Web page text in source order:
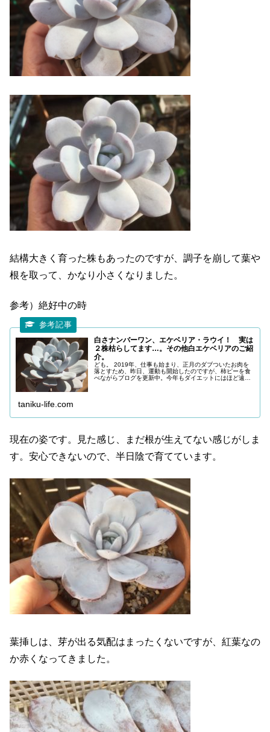
結構大きく育った株もあったのですが、調子を崩して葉や
根を取って、かなり小さくなりました。
参考）絶好中の時
白さナンバーワン、エケベリア・ラウイ！ 実は
２株枯らしてます…。その他白エケベリアのご紹
介。
ども。 2019年、仕事も始まり、正月のダブついたお肉を
落とすため、昨日、運動も開始したのですが、柿ピーを食
べながらブログを更新中。今年もダイエットにはほど遠い
taniku-life.com
現在の姿です。見た感じ、まだ根が生えてない感じがしま
す。安心できないので、半日陰で育てています。
葉挿しは、芽が出る気配はまったくないですが、紅葉なの
か赤くなってきました。